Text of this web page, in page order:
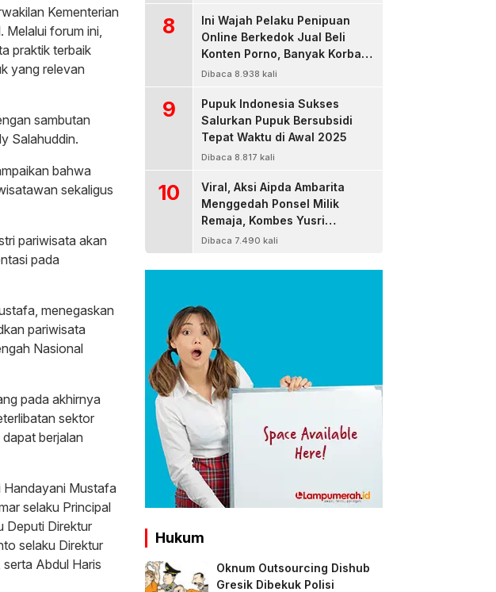
Kementerian
forum ini,
praktik terbaik
yang relevan
sambutan
Salahuddin.
bahwa
sekaligus
pariwisata akan
pada
menegaskan
pariwisata
Nasional
pada akhirnya
sektor
berjalan
Handayani Mustafa
selaku Principal
Deputi Direktur
selaku Direktur
Abdul Haris
8
Ini Wajah Pelaku Penipuan
Online Berkedok Jual Beli
Konten Porno, Banyak Korban
Rugi Jutaan Rupiah
Dibaca 8.938 kali
9
Pupuk Indonesia Sukses
Salurkan Pupuk Bersubsidi
Tepat Waktu di Awal 2025
Dibaca 8.817 kali
10
Viral, Aksi Aipda Ambarita
Menggedah Ponsel Milik
Remaja, Kombes Yusri
Bereaksi
Dibaca 7.490 kali
Hukum
Oknum Outsourcing Dishub
Gresik Dibekuk Polisi